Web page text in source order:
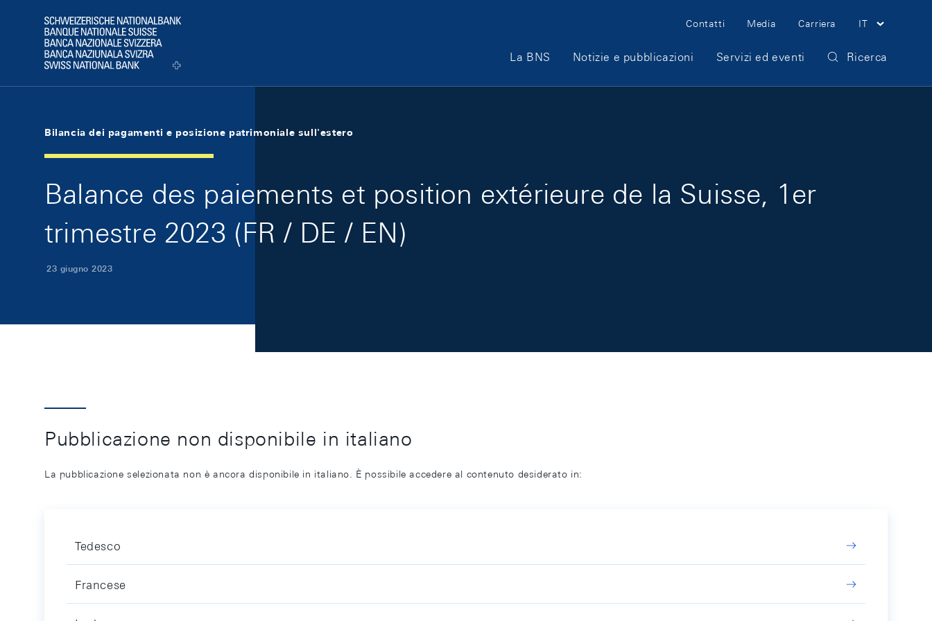
Logo
Meta Navigation
Contatti Media Carriera IT
Main Navigation
La BNS Notizie e pubblicazioni Servizi ed eventi Ricerca
Bilancia dei pagamenti e posizione patrimoniale sull'estero
Balance des paiements et position extérieure de la Suisse, 1er
trimestre 2023 (FR / DE / EN)
23 giugno 2023
Pubblicazione non disponibile in italiano
La pubblicazione selezionata non è ancora disponibile in italiano. È possibile accedere al contenuto desiderato in:
Tedesco
Francese